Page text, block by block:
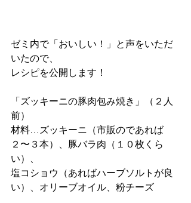
ゼミ内で「おいしい！」と声をいただ
いたので、
レシピを公開します！
「ズッキーニの豚肉包み焼き」（２人
前）
材料…ズッキーニ（市販のであれば
２〜３本）、豚バラ肉（１０枚くら
い）、
塩コショウ（あればハーブソルトが良
い）、オリーブオイル、粉チーズ